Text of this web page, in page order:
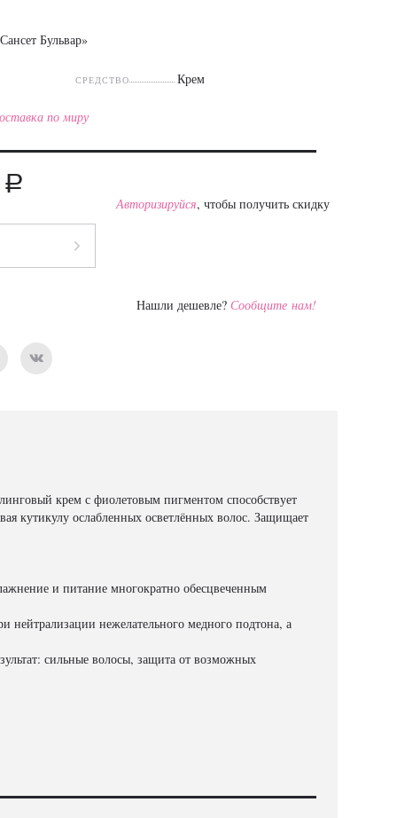
Бульвар»
СРЕДСТВО Крем
по миру
a
Авторизируйся, чтобы получить скидку
Нашли дешевле? Сообщите нам!
крем с фиолетовым пигментом способствует
кутикулу ослабленных осветлённых волос. Защищает
и питание многократно обесцвеченным
нежелательного медного подтона, а
сильные волосы, защита от возможных